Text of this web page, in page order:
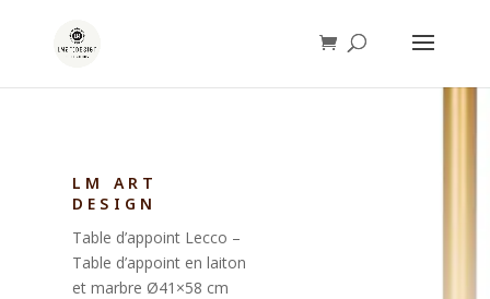
LM ART
DESIGN
Table d’appoint Lecco –
Table d’appoint en laiton
et marbre Ø41×58 cm